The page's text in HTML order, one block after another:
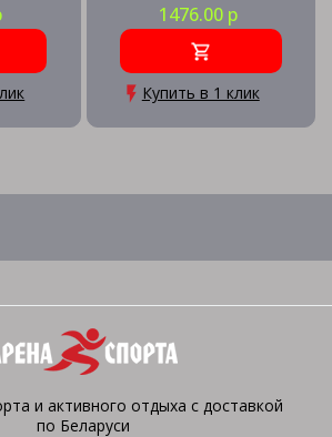
1476.00 р
Купить в 1 клик
и активного отдыха с доставкой
по Беларуси